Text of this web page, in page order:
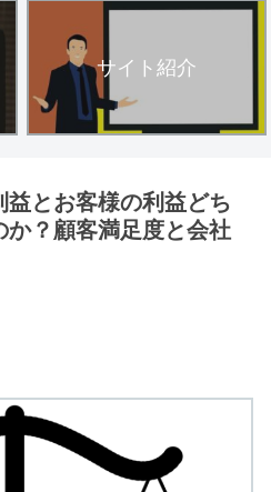
サイト紹介
とお客様の利益どち
か？顧客満足度と会社